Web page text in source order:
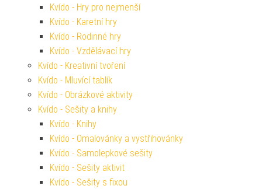
Kvído - Hry pro nejmenší
Kvído - Karetní hry
Kvído - Rodinné hry
Kvído - Vzdělávací hry
Kvído - Kreativní tvoření
Kvído - Mluvící tablík
Kvído - Obrázkové aktivity
Kvído - Sešity a knihy
Kvído - Knihy
Kvído - Omalovánky a vystřihovánky
Kvído - Samolepkové sešity
Kvído - Sešity aktivit
Kvído - Sešity s fixou